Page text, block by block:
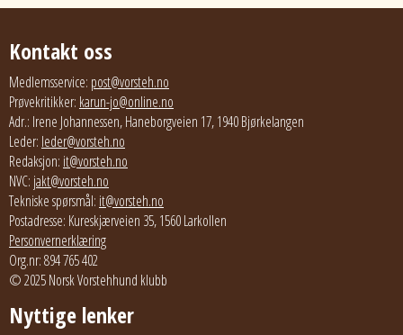
Kontakt oss
Medlemsservice: post@vorsteh.no
Prøvekritikker: karun-jo@online.no
Adr.: Irene Johannessen, Haneborgveien 17, 1940 Bjørkelangen
Leder: leder@vorsteh.no
Redaksjon: it@vorsteh.no
NVC: jakt@vorsteh.no
Tekniske spørsmål: it@vorsteh.no
Postadresse: Kureskjærveien 35, 1560 Larkollen
Personvernerklæring
Org.nr: 894 765 402
© 2025 Norsk Vorstehhund klubb
Nyttige lenker